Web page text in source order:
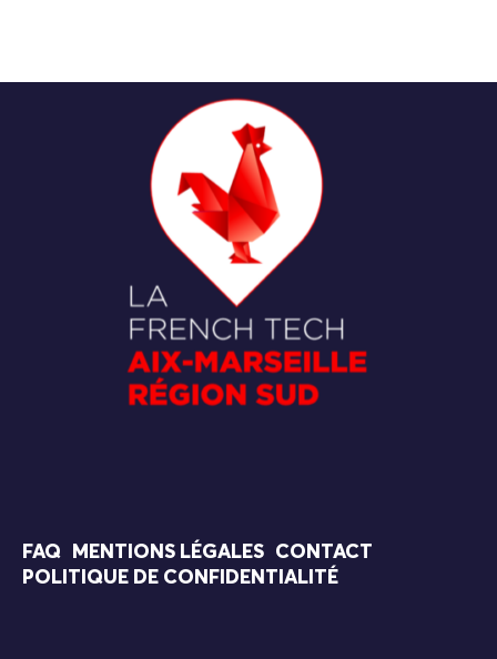
FAQ MENTIONS LÉGALES
CONTACT
POLITIQUE DE CONFIDENTIALITÉ